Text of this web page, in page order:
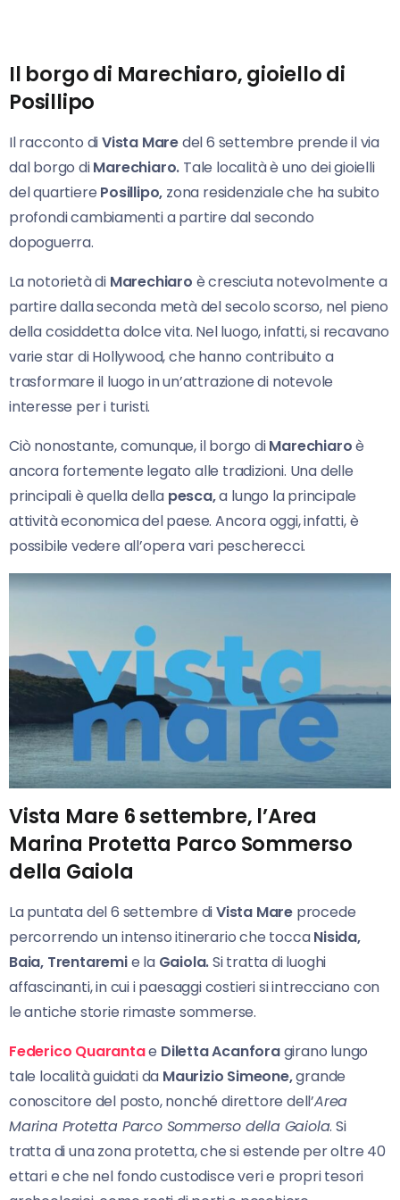
Il borgo di Marechiaro, gioiello di
Posillipo
Il racconto diVista Maredel 6 settembre prende il via
dal borgo diMarechiaro. Tale località è uno dei gioielli
del quartiere Posillipo, zona residenziale che ha subito
profondi cambiamenti a partire dal secondo
dopoguerra.
La notorietà di Marechiaro è cresciuta notevolmente a
partire dalla seconda metà del secolo scorso, nel pieno
della cosiddetta dolce vita. Nel luogo, infatti, si recavano
varie star di Hollywood, che hanno contribuito a
trasformare il luogo in un’attrazione di notevole
interesse per i turisti.
Ciò nonostante, comunque, il borgo diMarechiaroè
ancora fortemente legato alle tradizioni. Una delle
principali è quella della pesca,a lungo la principale
attività economica del paese. Ancora oggi, infatti, è
possibile vedere all’opera vari pescherecci.
Vista Mare 6 settembre, l’Area
Marina Protetta Parco Sommerso
della Gaiola
La puntata del 6 settembre diVista Mare procede
percorrendo un intenso itinerario che toccaNisida,
Baia, Trentaremie la Gaiola.Si tratta di luoghi
affascinanti, in cui i paesaggi costieri si intrecciano con
le antiche storie rimaste sommerse.
Federico Quarantae Diletta Acanforagirano lungo
tale località guidati da Maurizio Simeone,grande
conoscitore del posto, nonché direttore dell’Area
Marina Protetta Parco Sommerso della Gaiola. Si
tratta di una zona protetta, che si estende per oltre 40
ettari e che nel fondo custodisce veri e propri tesori